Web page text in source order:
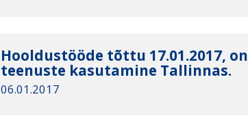
Hooldustööde tõttu 17.01.2017,
teenuste kasutamine Tallinnas.
06.01.2017